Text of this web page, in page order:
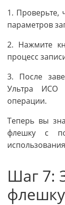
1. Проверьте,
параметров
2. Нажмите
процесс
3. После
Ультра ИСО
операции.
Теперь вы
флешку с
Шаг 7:
флешку